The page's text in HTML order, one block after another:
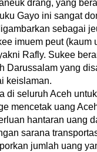
drang, yang
Gayo ini sangat
sebagai
imuem peut (kaum
Rafly. Sukee
Darussalam yang
keislaman.
di seluruh Aceh
mencetak uang
hantaran uang
sarana
jumlah uang